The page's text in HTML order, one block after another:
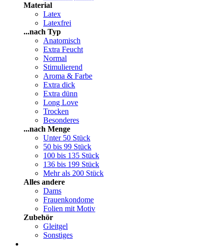
Material
Latex
Latexfrei
...nach Typ
Anatomisch
Extra Feucht
Normal
Stimulierend
Aroma & Farbe
Extra dick
Extra dünn
Long Love
Trocken
Besonderes
...nach Menge
Unter 50 Stück
50 bis 99 Stück
100 bis 135 Stück
136 bis 199 Stück
Mehr als 200 Stück
Alles andere
Dams
Frauenkondome
Folien mit Motiv
Zubehör
Gleitgel
Sonstiges